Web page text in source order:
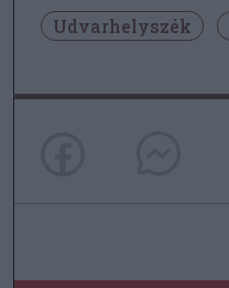
Udvarhelyszék